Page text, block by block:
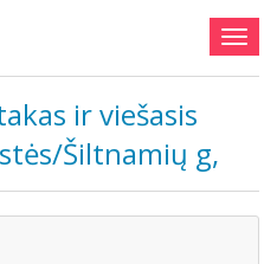
ir viešasis
Šiltnamių g,